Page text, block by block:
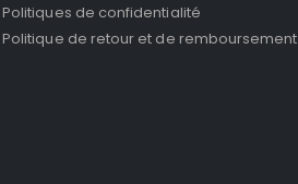
Politiques de confidentialité
Politique de retour et de remboursement